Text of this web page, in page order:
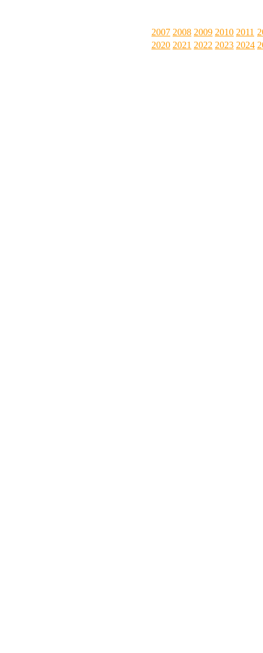
2007 2008 2009 2010 2011
2020 2021 2022 2023 2024